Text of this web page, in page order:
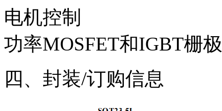
电机控制
功率MOSFET和IGBT栅
四、封装/订购信息